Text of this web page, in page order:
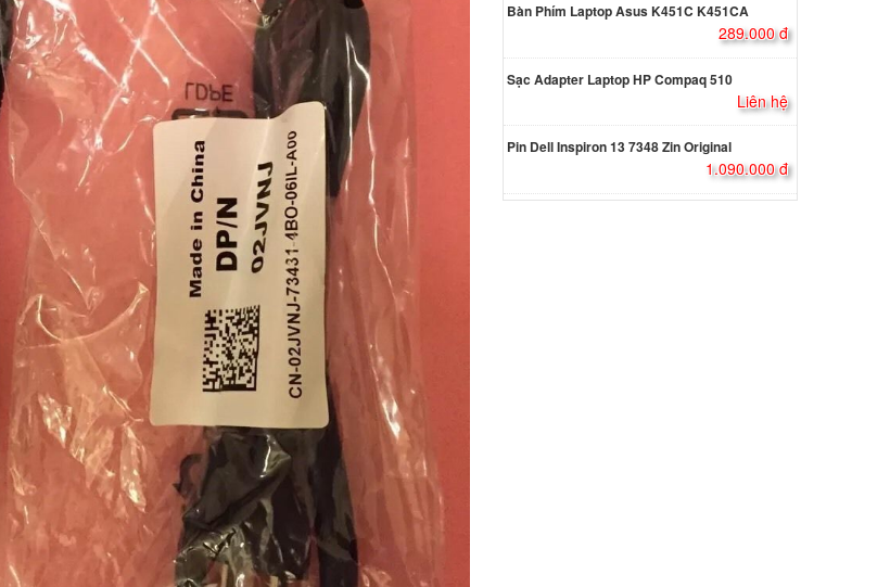
Sạc Adapter Laptop Dell
Inspiron 15 5566 65W
Sạc Adapter Laptop Dell
Inspiron 15 5577 65W
290.000 đ
Sạc Adapter Laptop Dell
Inspiron 15 5100
290.000 đ
Sạc - Adapter Dell Latitude
12 7275
790.000 đ
Sạc - Adapter Dell Latitude
12 5280
790.000 đ
Sạc - Adapter Dell Latitude
Bàn Phím Laptop Asus K451C K451CA
289.000 đ
Sạc Adapter Laptop HP Compaq 510
Liên hệ
Pin Dell Inspiron 13 7348 Zin Original
1.090.000 đ